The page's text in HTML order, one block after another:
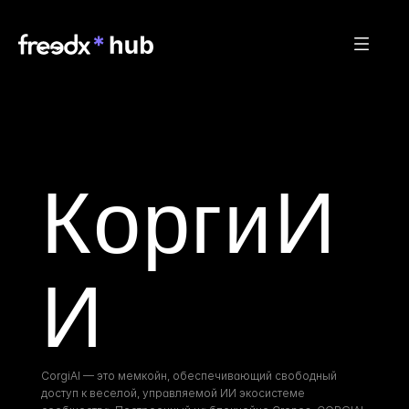
КоргиИ
И
CorgiAI — это мемкойн, обеспечивающий свободный
доступ к веселой, управляемой ИИ экосистеме